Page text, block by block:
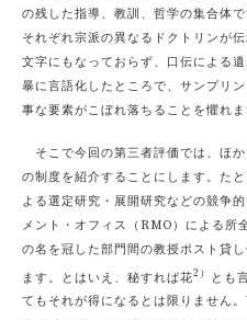
の残した指導、教訓、哲学の集合体
それぞれ宗派の異なるドクトリンが
文字にもなっておらず、口伝による
暴に言語化したところで、サンプリ
事な要素がこぼれ落ちることを懼れま
そこで今回の第三者評価では、ほ
の制度を紹介することにします。た
よる選定研究・展開研究などの競争的
メント・オフィス（RMO）による所
の名を冠した部門間の教授ポスト貸
ます。とはいえ、秘すれば花2）
とも
てもそれが得になるとは限りません